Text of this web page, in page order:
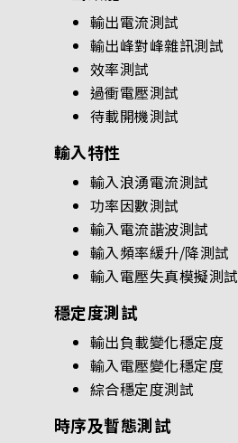
輸出電流測試
輸出峰對峰雜訊測試
效率測試
過衝電壓測試
待載開機測試
輸入特性
輸入浪湧電流測試
功率因數測試
輸入電流諧波測試
輸入頻率緩升/降測試
輸入電壓失真模擬測試
穩定度測試
輸出負載變化穩定度
輸入電壓變化穩定度
綜合穩定度測試
時序及暫態測試